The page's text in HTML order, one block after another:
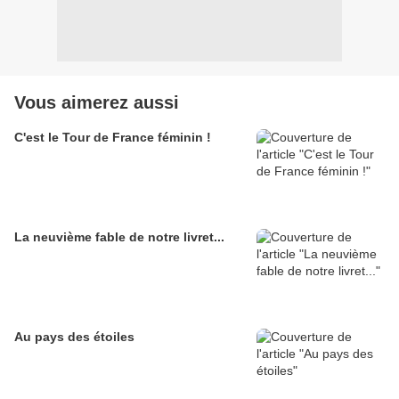
Vous aimerez aussi
C'est le Tour de France féminin !
La neuvième fable de notre livret...
Au pays des étoiles